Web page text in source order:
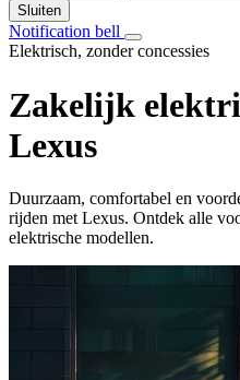
Sluiten
Notification bell
Elektrisch, zonder concessies
Zakelijk
Lexus
Duurzaam, comfortabel en
rijden met Lexus. Ontdek alle
elektrische modellen.